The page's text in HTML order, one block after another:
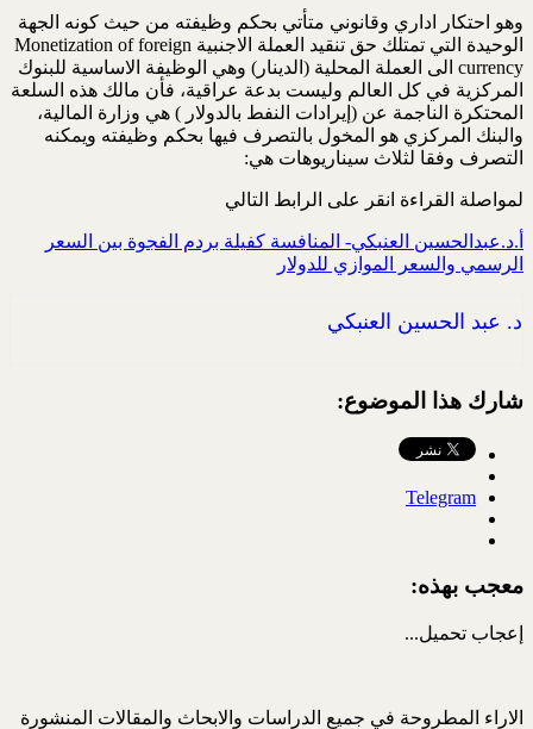
وهو احتكار اداري وقانوني متأتي بحكم وظيفته من حيث كونه الجهة
الوحيدة التي تمتلك حق تنقيد العملة الاجنبية Monetization of foreign
currency الى العملة المحلية (الدينار) وهي الوظيفة الاساسية للبنوك
المركزية في كل العالم وليست بدعة عراقية، فأن مالك هذه السلعة
المحتكرة الناجمة عن (إيرادات النفط بالدولار ) هي وزارة المالية،
والبنك المركزي هو المخول بالتصرف فيها بحكم وظيفته ويمكنه
التصرف وفقا لثلاث سيناريوهات هي:
لمواصلة القراءة انقر على الرابط التالي
أ.د.عبدالحسين العنبكي- المنافسة كفيلة بردم الفجوة بين السعر
الرسمي والسعر الموازي للدولار
د. عبد الحسين العنبكي
شارك هذا الموضوع:
Telegram
معجب بهذه:
إعجاب تحميل...
الاراء المطروحة في جميع الدراسات والابحاث والمقالات المنشورة